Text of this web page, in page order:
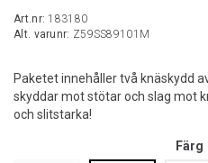
Art.nr:183180
Alt. varunr: Z59SS89101M
Paketet innehåller två knäskydd
skyddar mot stötar och slag mot
och slitstarka!
Färg